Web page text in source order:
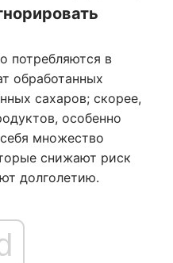
потребляются в
обработанных
сахаров; скорее,
особенно
множество
снижают риск
долголетию.